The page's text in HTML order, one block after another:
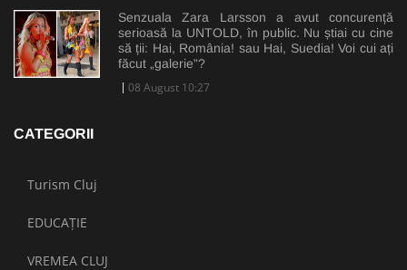
Senzuala Zara Larsson a avut concurență
serioasă la UNTOLD, în public. Nu știai cu cine
să ții: Hai, România! sau Hai, Suedia! Voi cui ați
făcut „galerie”?
08 August 10:27
CATEGORII
Turism Cluj
EDUCAȚIE
VREMEA CLUJ